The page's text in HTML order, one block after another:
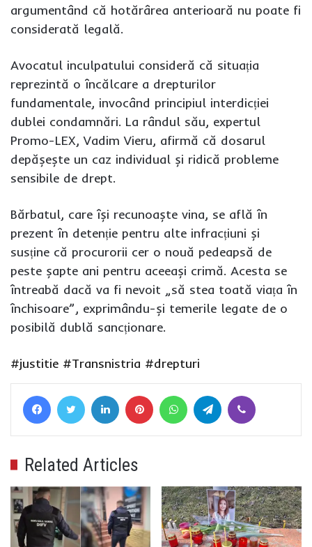
argumentând că hotărârea anterioară nu poate fi
considerată legală.
Avocatul inculpatului consideră că situația
reprezintă o încălcare a drepturilor
fundamentale, invocând principiul interdicției
dublei condamnări. La rândul său, expertul
Promo-LEX, Vadim Vieru, afirmă că dosarul
depășește un caz individual și ridică probleme
sensibile de drept.
Bărbatul, care își recunoaște vina, se află în
prezent în detenție pentru alte infracțiuni și
susține că procurorii cer o nouă pedeapsă de
peste șapte ani pentru aceeași crimă. Acesta se
întreabă dacă va fi nevoit „să stea toată viața în
închisoare”, exprimându-și temerile legate de o
posibilă dublă sancționare.
#justitie #Transnistria #drepturi
FacebookTwitter LinkedIn Pinterest WhatsAppTelegram
Related Articles